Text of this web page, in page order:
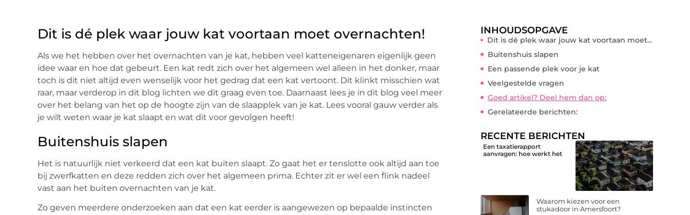
Dit is dé plek waar jouw kat voortaan moet overnachten!
Als we het hebben over het overnachten van je kat, hebben veel katteneigenaren eigenlijk geen
idee waar en hoe dat gebeurt. Een kat redt zich over het algemeen wel alleen in het donker, maar
toch is dit niet altijd even wenselijk voor het gedrag dat een kat vertoont. Dit klinkt misschien wat
raar, maar verderop in dit blog lichten we dit graag even toe. Daarnaast lees je in dit blog veel meer
over het belang van het op de hoogte zijn van de slaapplek van je kat. Lees vooral gauw verder als
je wilt weten waar je kat slaapt en wat dit voor gevolgen heeft!
Buitenshuis slapen
Het is natuurlijk niet verkeerd dat een kat buiten slaapt. Zo gaat het er tenslotte ook altijd aan toe
bij zwerfkatten en deze redden zich over het algemeen prima. Echter zit er wel een flink nadeel
vast aan het buiten overnachten van je kat.
Zo geven meerdere onderzoeken aan dat een kat eerder is aangewezen op bepaalde instincten
INHOUDSOPGAVE
Dit is dé plek waar jouw kat voortaan moet overnachten!
Buitenshuis slapen
Een passende plek voor je kat
Veelgestelde vragen
Goed artikel? Deel hem dan op:
Gerelateerde berichten:
RECENTE BERICHTEN
Een taxatierapport
aanvragen: hoe werkt het
Waarom kiezen voor een
stukadoor in Amersfoort?